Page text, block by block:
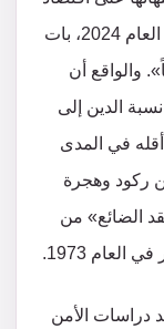
إسرائيل. فحتى لو انتهت الحرب في صيف العام 2024، بات
والواقع أن
الدين إلى
أقله في المدى
ركود وهجرة
الضائع» من
1973.
دراسات الأمن